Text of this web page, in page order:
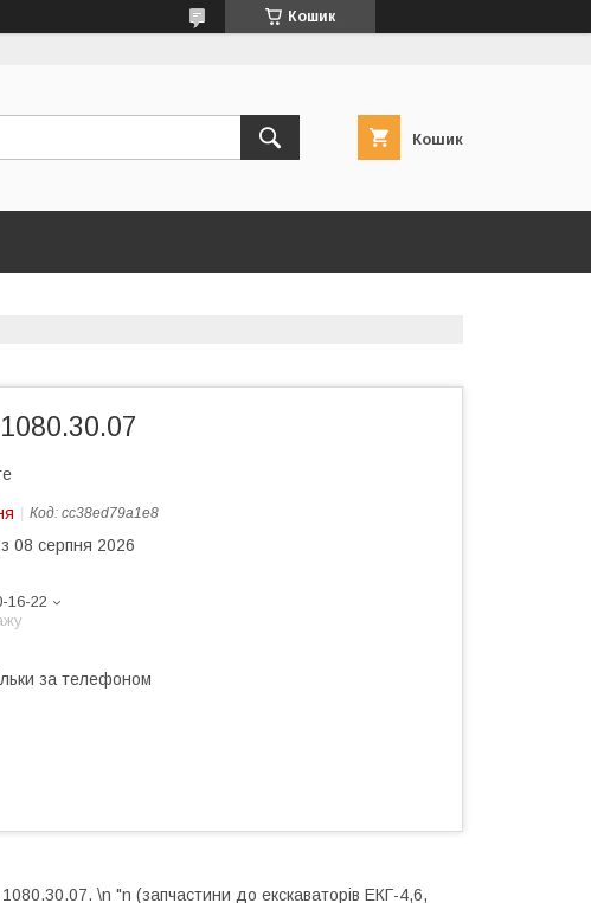
Кошик
Кошик
Код: cc38ed79a1e8
08 серпня 2026
16-22
за телефоном
\n "n (запчастини до екскаваторів ЕКГ-4,6,